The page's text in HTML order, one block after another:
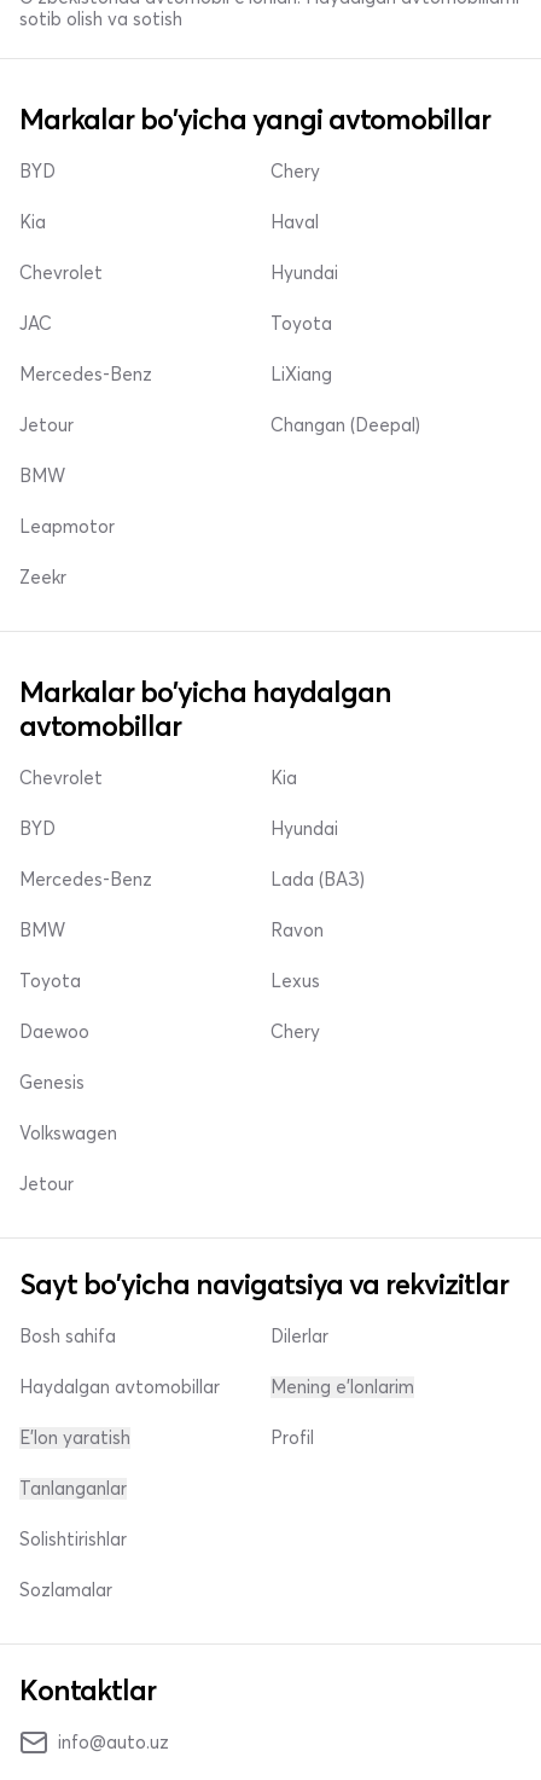
sotib olish va sotish
Markalar bo'yicha yangi avtomobillar
BYD
Kia
Chevrolet
Chery
Haval
Hyundai
JAC
Mercedes-Benz
Jetour
Toyota
LiXiang
Changan (Deepal)
BMW
Leapmotor
Zeekr
Markalar bo'yicha haydalgan
avtomobillar
Chevrolet
BYD
Mercedes-Benz
Kia
Hyundai
Lada (ВАЗ)
BMW
Toyota
Daewoo
Ravon
Lexus
Chery
Genesis
Volkswagen
Jetour
Sayt bo'yicha navigatsiya va rekvizitlar
Bosh sahifa
Haydalgan avtomobillar
E'lon yaratish
Dilerlar
Mening e'lonlarim
Profil
Tanlanganlar
Solishtirishlar
Sozlamalar
Kontaktlar
info@auto.uz